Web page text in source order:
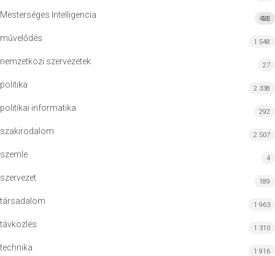
Mesterséges Intelligencia MI
422
művelődés 1 548
nemzetközi szervezetek 27
politika 2 338
politikai informatika 292
szakirodalom 2 507
szemle 4
szervezet 189
társadalom 1 963
távközlés 1 310
technika 1 916